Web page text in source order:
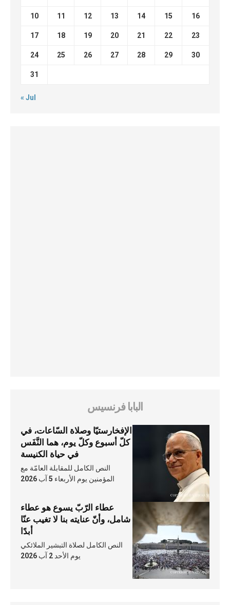
10 11 12 13 14 15 16
17 18 19 20 21 22 23
24 25 26 27 28 29 30
31
« Jul
البابا فرنسيس
الإفخارستيّا وصلاة السّاعات، في
كلّ أسبوع وكلّ يوم، هما النَّفَس
في حياة الكنيسة
النص الكامل للمقابلة العامّة مع
المؤمنين يوم الأربعاء 5 آب 2026
عطاء الرّبّ يسوع هو عطاء
شامل، وأنّ عنايته بنا لا تغيب عنّا
أبدًا
النص الكامل لصلاة التبشير الملائكي
يوم الأحد 2 آب 2026